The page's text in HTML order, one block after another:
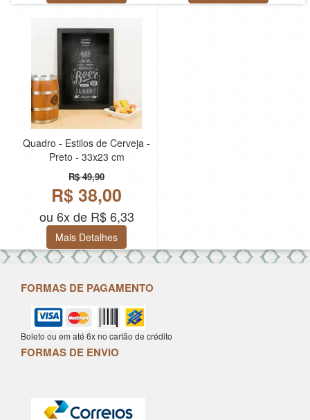
Quadro - Estilos de Cerveja -
Preto - 33x23 cm
R$ 49,90
R$ 38,00
ou 6x de R$ 6,33
Mais Detalhes
FORMAS DE PAGAMENTO
Boleto ou em até 6x no cartão de crédito
FORMAS DE ENVIO